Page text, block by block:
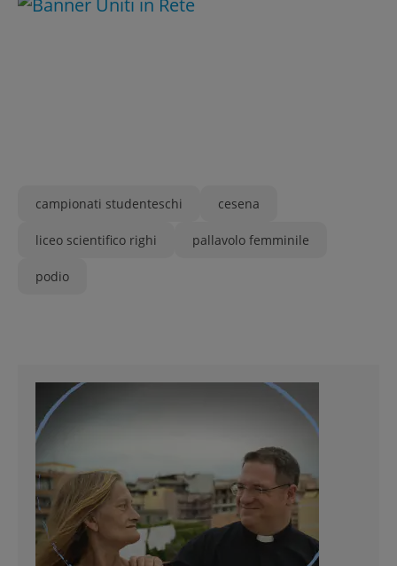
campionati studenteschi cesena
liceo scientifico righi pallavolo femminile
podio